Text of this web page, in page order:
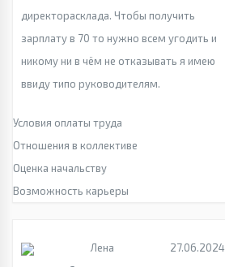
директорасклада. Чтобы получить
зарплату в 70 то нужно всем угодить и
никому ни в чём не отказывать я имею
ввиду типо руководителям.
Условия оплаты труда
Отношения в коллективе
Оценка начальству
Возможность карьеры
Лена
27.06.2024